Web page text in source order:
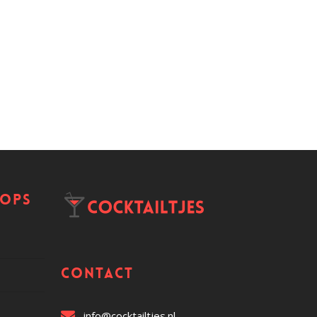
Contact